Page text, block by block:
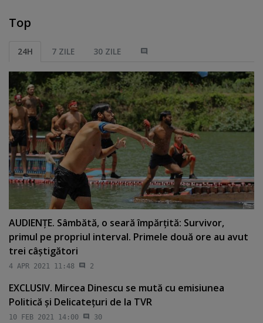
Top
24H 7 ZILE 30 ZILE
AUDIENŢE. Sâmbătă, o seară împărţită: Survivor,
primul pe propriul interval. Primele două ore au avut
trei câştigători
4 APR 2021 11:48 2
EXCLUSIV. Mircea Dinescu se mută cu emisiunea
Politică şi Delicateţuri de la TVR
10 FEB 2021 14:00 30